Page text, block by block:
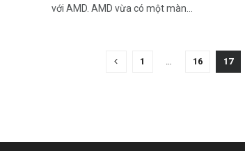
với AMD. AMD vừa có một màn...
1 … 16 17